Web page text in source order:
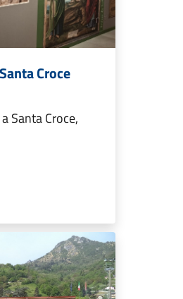
Croce
Santa Croce,